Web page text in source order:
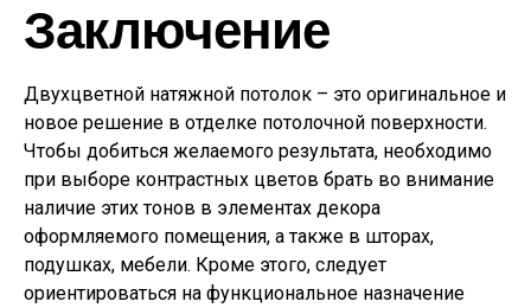
Заключение
Двухцветной натяжной потолок – это оригинальное и
новое решение в отделке потолочной поверхности.
Чтобы добиться желаемого результата, необходимо
при выборе контрастных цветов брать во внимание
наличие этих тонов в элементах декора
оформляемого помещения, а также в шторах,
подушках, мебели. Кроме этого, следует
ориентироваться на функциональное назначение